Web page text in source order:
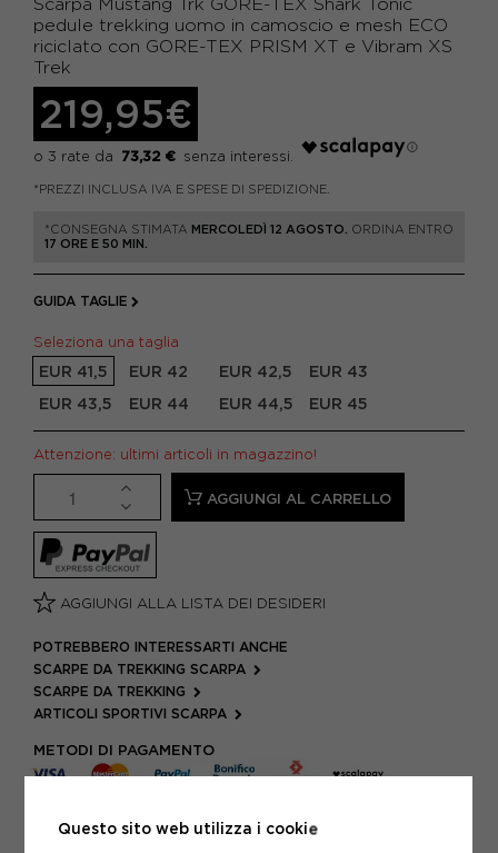
Scarpa Mustang Trk GORE-TEX Shark Tonic
pedule trekking uomo in camoscio e mesh ECO
riciclato con GORE-TEX PRISM XT e Vibram XS
Trek
219,95€
73,32 €
*PREZZI INCLUSA IVA E SPESE DI SPEDIZIONE.
*CONSEGNA STIMATA MERCOLEDÌ 12 AGOSTO.
ORDINA ENTRO
17 ORE E 50 MIN.
GUIDA TAGLIE
Seleziona una taglia
EUR 41,5 EUR 42 EUR 42,5
EUR 43
EUR 43,5
EUR 44 EUR 44,5 EUR 45
Attenzione: ultimi articoli in magazzino!
AGGIUNGI AL CARRELLO
AGGIUNGI ALLA LISTA DEI DESIDERI
POTREBBERO INTERESSARTI ANCHE
SCARPE DA TREKKING SCARPA
SCARPE DA TREKKING
ARTICOLI SPORTIVI SCARPA
METODI DI PAGAMENTO
PIÙ INFORMAZIONI
Questo sito web utilizza i cookie